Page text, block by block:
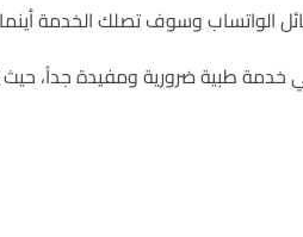
الواتساب وسوف تصلك الخدمة
طبية ضرورية ومفيدة جداً، حيث